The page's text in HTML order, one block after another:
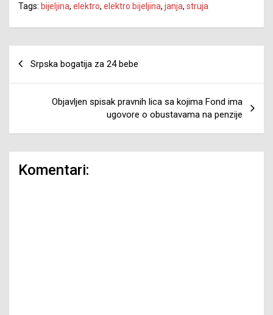
Tags: bijeljina, elektro, elektro bijeljina, janja, struja
članaka
Srpska bogatija za 24 bebe
Objavljen spisak pravnih lica sa kojima Fond ima
ugovore o obustavama na penzije
Komentari: